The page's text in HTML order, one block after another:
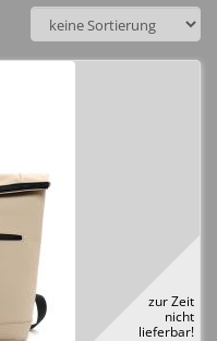
zur Zeit
nicht
lieferbar!